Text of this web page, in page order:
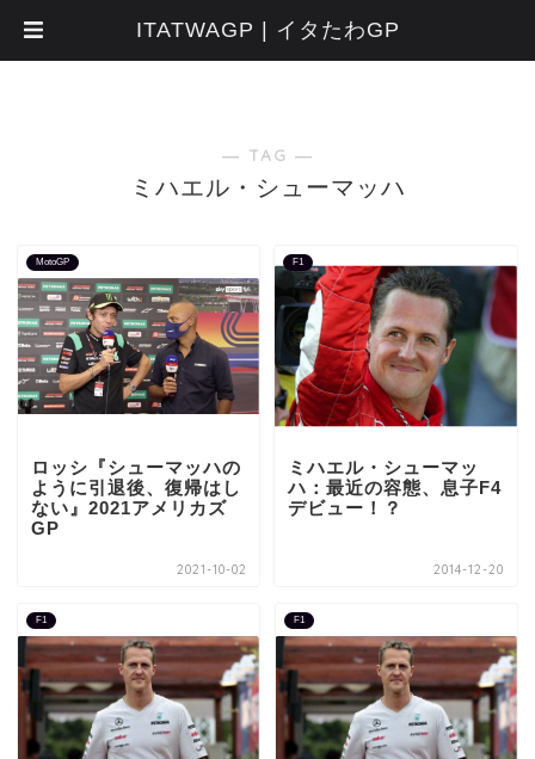
― TAG ―
ミハエル・シューマッハ
MotoGP
ロッシ『シューマッハの
ように引退後、復帰はし
ない』2021アメリカズ
GP
2021-10-02
F1
ミハエル・シューマッ
ハ：最近の容態、息子F4
デビュー！？
2014-12-20
F1 F1
ITATWAGP | イタたわGP